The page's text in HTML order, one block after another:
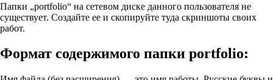
Папки „port­fo­lio“ на сетевом диске данного пользователя не
существует. Создайте ее и скопируйте туда скриншоты своих
работ.
Формат содержимого папки port­fo­lio: